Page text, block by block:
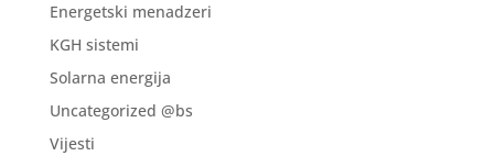
Energetski menadzeri
KGH sistemi
Solarna energija
Uncategorized @bs
Vijesti